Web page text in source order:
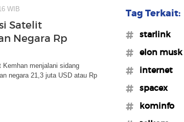
WIB
Satelit
Negara Rp
menjalani sidang
negara 21,3 juta USD atau Rp
Tag Terkait:
#starlink
#elon musk
#internet
#spacex
#kominfo